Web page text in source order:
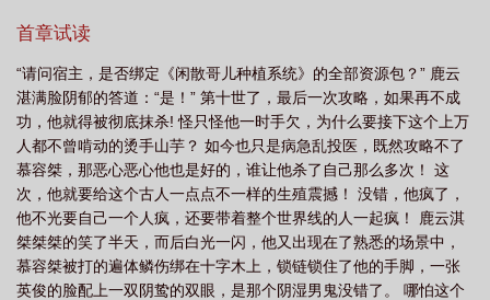
于是他乐呵呵的强娶他进门，把男主当日本人整，既然攻略不了
不？ 慕容桀：呵呵，你是男人，怎么都生不出来。 谁料四
个月以后，鹿云淇拉过慕容桀的手放到自己的小腹上，感受着里面
轻微的胎动，慕容桀：！！！？？？ 慕容桀：……这孩子……
真的是我的？ 鹿云淇：你就说你认不认吧！我是不是只有你一
个男人？既然我只有你一个男人，那我肚子里的孩子就是你
的！ 男主就算再怀疑人生，也不得不接受自己有了一个孩子的
事实。 这边鹿云淇攻略男主刚有一点点起色，谁料，绑定的系
统又把他坑了，那哪是什么闲散哥儿种田系统，分明就是个框架宏
大的超级基建系统！ 什么叫要把世界线的文明度提升到0.7级以
首章试读
“请问宿主，是否绑定《闲散哥儿种植系统》的全部资源包？” 鹿云
湛满脸阴郁的答道：“是！” 第十世了，最后一次攻略，如果再不成
功，他就得被彻底抹杀! 怪只怪他一时手欠，为什么要接下这个上万
人都不曾啃动的烫手山芋？ 如今也只是病急乱投医，既然攻略不了
慕容桀，那恶心恶心他也是好的，谁让他杀了自己那么多次！ 这
次，他就要给这个古人一点点不一样的生殖震撼！ 没错，他疯了，
他不光要自己一个人疯，还要带着整个世界线的人一起疯！ 鹿云淇
桀桀桀的笑了半天，而后白光一闪，他又出现在了熟悉的场景中，
慕容桀被打的遍体鳞伤绑在十字木上，锁链锁住了他的手脚，一张
英俊的脸配上一双阴鸷的双眼，是那个阴湿男鬼没错了。 哪怕这个